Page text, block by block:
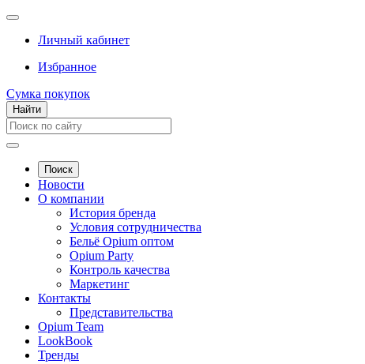
Личный кабинет
Избранное
Сумка покупок
Найти
Поиск
Новости
О компании
История бренда
Условия сотрудничества
Бельё Opium оптом
Opium Party
Контроль качества
Маркетинг
Контакты
Представительства
Opium Team
LookBook
Тренды